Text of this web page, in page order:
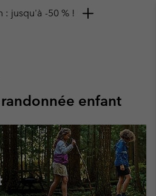
10 % à saisir
enfant